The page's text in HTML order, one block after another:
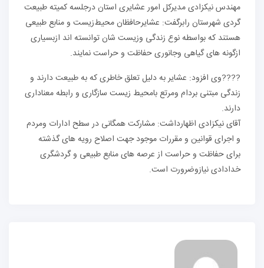
مهندس نیکزادی مدیرکل امور عشایری استان درجلسه کمیته طبیعت
گردی شهرستان رابرگفت: عشایرحافظان محیط‌زیست و منابع طبیعی
هستند که بواسطه نوع زندگی وزیست شان توانسته اند ازبسیاری
ازگونه های گیاهی وجانوری حفاظت و حراست نمایند.
????وی افزود: عشایر به دلیل تعلق خاطری که به طبیعت دارند و
زندگی مبتنی بردام ومرتع بامحیط زیست سازگاری و رابطه معناداری
دارند.
آقای نیکزادی اظهارداشت: مشارکت همگانی در سطح ادارات ومردم
و اجرای قوانین و مقررات موجود جهت اصلاح رویه های گذشته
برای حفاظت و حراست از عرصه های منابع طبیعی و گردشگری
خدادادی نیازوضرورت است.